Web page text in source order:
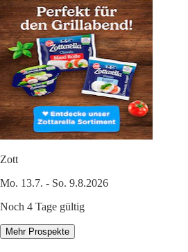
Zott
Mo. 13.7. - So. 9.8.2026
Noch 4 Tage gültig
Mehr Prospekte